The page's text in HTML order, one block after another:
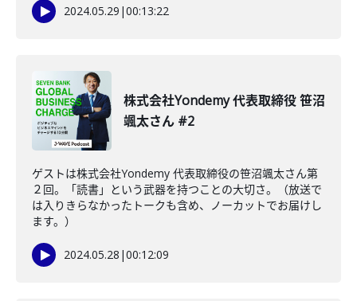
2024.05.29 |00:13:22
株式会社Yondemy 代表取締役 笹沼
颯太さん #2
ゲストは株式会社Yondemy 代表取締役の笹沼颯太さん第
２回。「読書」という武器を持つことの大切さ。（放送で
は入りきらなかったトークも含め、ノーカットでお届けし
ます。）
2024.05.28 |00:12:09